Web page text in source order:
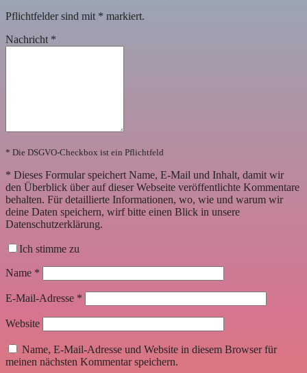
Pflichtfelder sind mit * markiert.
Nachricht *
* Die DSGVO-Checkbox ist ein Pflichtfeld
* Dieses Formular speichert Name, E-Mail und Inhalt, damit wir
den Überblick über auf dieser Webseite veröffentlichte Kommentare
behalten. Für detaillierte Informationen, wo, wie und warum wir
deine Daten speichern, wirf bitte einen Blick in unsere
Datenschutzerklärung.
Ich stimme zu
Name *
E-Mail-Adresse *
Website
Name, E-Mail-Adresse und Website in diesem Browser für
meinen nächsten Kommentar speichern.